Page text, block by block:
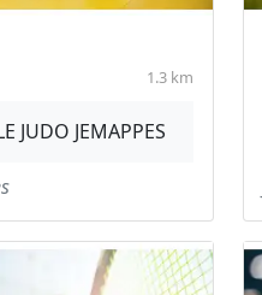
1.3 km
JUDO JEMAPPES